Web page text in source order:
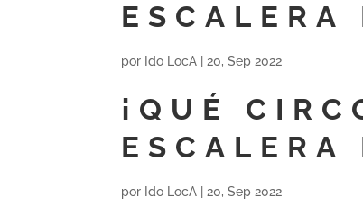
ESCALERA
por Ido LocA 20, Sep 2022
¡QUÉ
ESCALERA
por Ido LocA 20, Sep 2022